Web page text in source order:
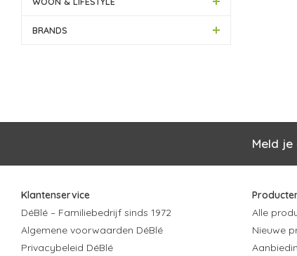
BRANDS
Meld
Klantenservice
DéBlé – Familiebedrijf sinds 1972
Algemene voorwaarden DéBlé
Privacybeleid DéBlé
Alle
Nieuwe